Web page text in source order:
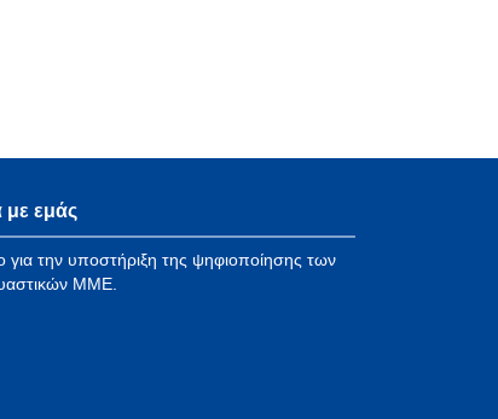
με εμάς
για την υποστήριξη της ψηφιοποίησης των
ΜΜΕ.